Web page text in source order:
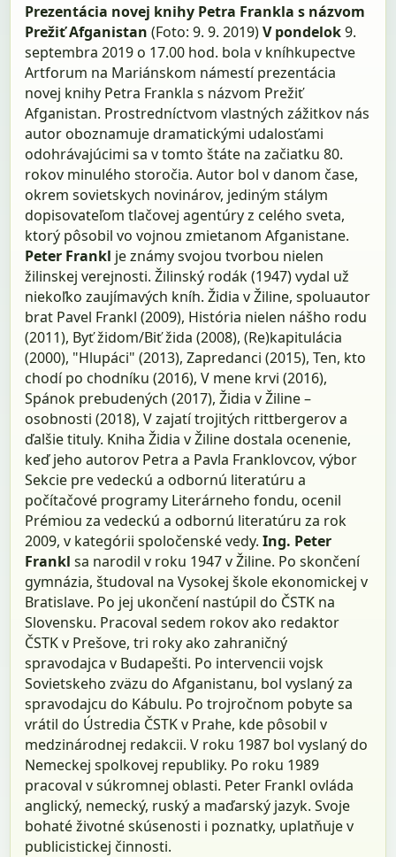
Prezentácia novej knihy Petra Frankla s názvom
Prežiť Afganistan(Foto: 9. 9. 2019)V pondelok9.
septembra 2019 o 17.00 hod. bola v kníhkupectve
Artforum na Mariánskom námestí prezentácia
novej knihy Petra Frankla s názvom Prežiť
Afganistan. Prostredníctvom vlastných zážitkov nás
autor oboznamuje dramatickými udalosťami
odohrávajúcimi sa v tomto štáte na začiatku 80.
rokov minulého storočia. Autor bol v danom čase,
okrem sovietskych novinárov, jediným stálym
dopisovateľom tlačovej agentúry z celého sveta,
ktorý pôsobil vo vojnou zmietanom Afganistane.
Peter Frankl je známy svojou tvorbou nielen
žilinskej verejnosti. Žilinský rodák (1947) vydal už
niekoľko zaujímavých kníh. Židia v Žiline, spoluautor
brat Pavel Frankl (2009), História nielen nášho rodu
(2011), Byť židom/Biť žida (2008), (Re)kapitulácia
(2000), "Hlupáci" (2013), Zapredanci (2015), Ten, kto
chodí po chodníku (2016), V mene krvi (2016),
Spánok prebudených (2017), Židia v Žiline –
osobnosti (2018), V zajatí trojitých rittbergerov a
ďalšie tituly. Kniha Židia v Žiline dostala ocenenie,
keď jeho autorov Petra a Pavla Franklovcov, výbor
Sekcie pre vedeckú a odbornú literatúru a
počítačové programy Literárneho fondu, ocenil
Prémiou za vedeckú a odbornú literatúru za rok
2009, v kategórii spoločenské vedy.Ing. Peter
Franklsa narodil v roku 1947 v Žiline. Po skončení
gymnázia, študoval na Vysokej škole ekonomickej v
Bratislave. Po jej ukončení nastúpil do ČSTK na
Slovensku. Pracoval sedem rokov ako redaktor
ČSTK v Prešove, tri roky ako zahraničný
spravodajca v Budapešti. Po intervencii vojsk
Sovietskeho zväzu do Afganistanu, bol vyslaný za
spravodajcu do Kábulu. Po trojročnom pobyte sa
vrátil do Ústredia ČSTK v Prahe, kde pôsobil v
medzinárodnej redakcii. V roku 1987 bol vyslaný do
Nemeckej spolkovej republiky. Po roku 1989
pracoval v súkromnej oblasti. Peter Frankl ovláda
anglický, nemecký, ruský a maďarský jazyk. Svoje
bohaté životné skúsenosti i poznatky, uplatňuje v
publicistickej činnosti.